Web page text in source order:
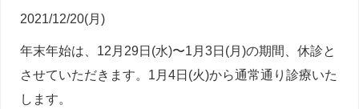
2021/12/20(月)
年末年始は、12月29日(水)〜1月3日(月)の期間、休診と
させていただきます。1月4日(火)から通常通り診療いた
します。